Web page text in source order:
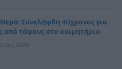
Συνελήφθη 40χρονος για
από τάφους στο κοιμητήριο
2026